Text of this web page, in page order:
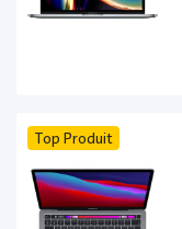
Top Produit